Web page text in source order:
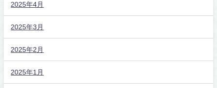
2025年4月
2025年3月
2025年2月
2025年1月